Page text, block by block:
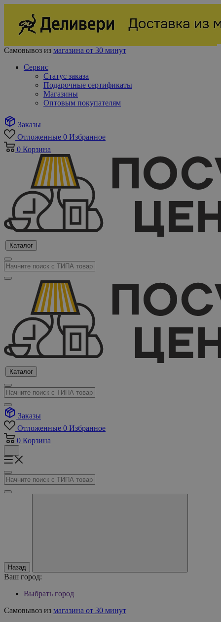
Самовывоз из магазина от 30 минут
Сервис
Статус заказа
Подарочные сертификаты
Магазины
Оптовым покупателям
Заказы
Отложенные 0 Избранное
0 Корзина
Каталог
Каталог
Заказы
Отложенные 0 Избранное
0 Корзина
Назад
Ваш город:
Выбрать город
Самовывоз из магазина от 30 минут